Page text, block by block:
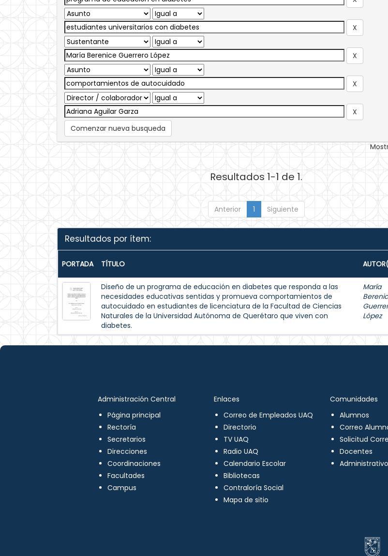
Comenzar nueva busqueda
Resultados 1-1 de 1.
Anterior 1 Siguiente
Resultados por ítem:
PORTADA TÍTULO
Diseño de un programa de educación en diabetes que responda a las
necesidades educativas sentidas y promueva comportamientos de
autocuidado en estudiantes de licenciatura de la Facultad de Ciencias
Naturales de la Universidad Autónoma de Querétaro que viven con
diabetes.
María
López
Administración Central
Página principal
Rectoría
Secretarios
Direcciones
Coordinaciones
Facultades
Campus
Enlaces
Correo de Empleados UAQ
Directorio
TV UAQ
Radio UAQ
Calendario Escolar
Bibliotecas
Contraloría Social
Mapa de sitio
Comunidades
Alumnos
Correo
Solicitud
Docentes